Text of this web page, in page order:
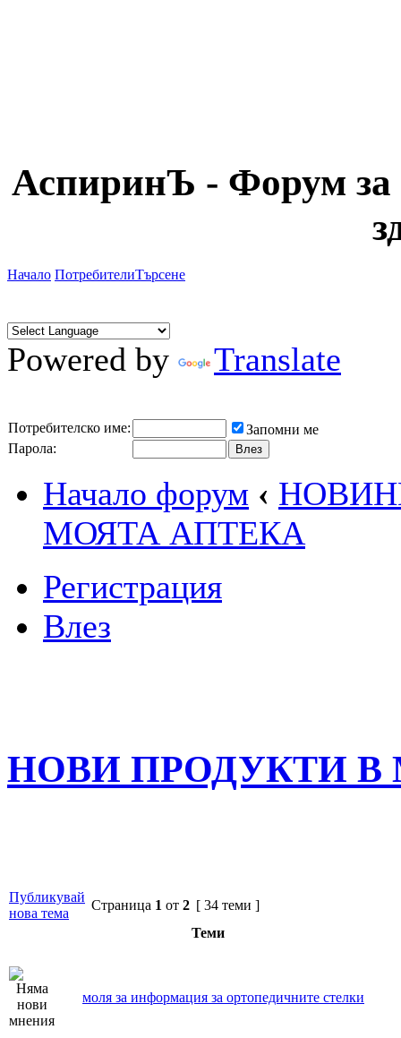
АспиринЪ - Форум за
Начало ПотребителиТърсене
Powered by Translate
Потребителско име:
Запомни ме
Парола:
Начало форум ‹
МОЯТА АПТЕКА
Регистрация
Влез
НОВИ ПРОДУКТИ В
Публикувай
нова тема
Страница 1 от 2 [ 34 теми ]
Теми
моля за информация за ортопедичните стелки